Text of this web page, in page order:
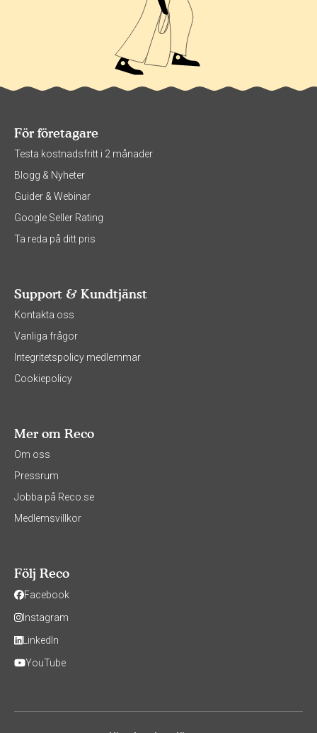
För företagare
Testa kostnadsfritt i 2 månader
Blogg & Nyheter
Guider & Webinar
Google Seller Rating
Ta reda på ditt pris
Support & Kundtjänst
Kontakta oss
Vanliga frågor
Integritetspolicy medlemmar
Cookiepolicy
Mer om Reco
Om oss
Pressrum
Jobba på Reco.se
Medlemsvillkor
Följ Reco
Facebook
Instagram
LinkedIn
YouTube